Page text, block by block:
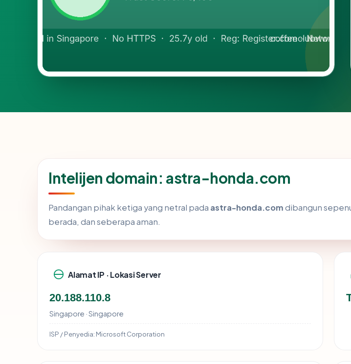
Intelijen domain: astra-honda.com
Pandangan pihak ketiga yang netral pada astra-honda.comdibangun
berada, dan seberapa aman.
Alamat IP · Lokasi Server
20.188.110.8
Singapore · Singapore
ISP / Penyedia: Microsoft Corporation